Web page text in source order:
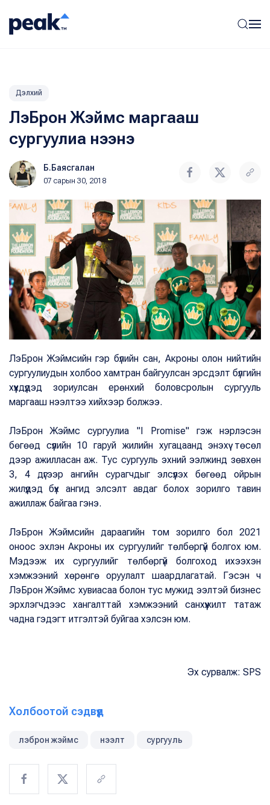
Дэлхий
ЛэБрон Жэймс маргааш
сургуулиа нээнэ
Б.Баясгалан
07 сарын 30, 2018
ЛэБрон Жэймсийн гэр бүлийн сан, Акроны олон нийтийн
сургуулиудын холбоо хамтран байгуулсан эрсдэлт бүлгийн
хүүхдүүдэд зориулсан ерөнхий боловсролын сургууль
маргааш нээлтээ хийхээр болжээ.
ЛэБрон Жэймс сургуулиа "I Promise" гэж нэрлэсэн
бөгөөд сүүлийн 10 гаруй жилийн хугацаанд энэхүү төсөл
дээр ажилласан аж. Тус сургууль эхний ээлжинд зөвхөн
3, 4 дүгээр ангийн сурагчдыг элсүүлэх бөгөөд ойрын
жилүүдэд бүх ангид элсэлт авдаг болох зорилго тавин
ажиллаж байгаа гэнэ.
ЛэБрон Жэймсийн дараагийн том зорилго бол 2021
оноос эхлэн Акроны их сургуулийг төлбөргүй болгох юм.
Мэдээж их сургуулийг төлбөргүй болгоход ихээхэн
хэмжээний хөрөнгө оруулалт шаардлагатай. Гэсэн ч
ЛэБрон Жэймс хувиасаа болон тус мужид ээлтэй бизнес
эрхлэгчдээс хангалттай хэмжээний санхүүжилт татаж
чадна гэдэгт итгэлтэй буйгаа хэлсэн юм.
Эх сурвалж: SPS
Холбоотой сэдвүүд
лэброн жэймс нээлт сургууль